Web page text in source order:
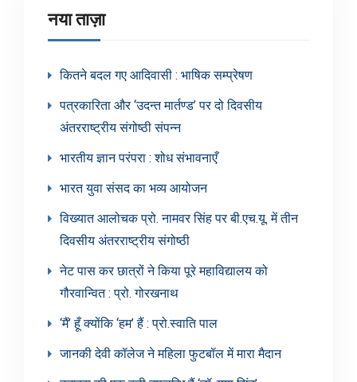
नया ताज़ा
कितने बदल गए आदिवासी : भाषिक सम्प्रेषण
पत्रकारिता और ‘उदन्त मार्तण्ड’ पर दो दिवसीय
अंतरराष्ट्रीय संगोष्ठी संपन्न
भारतीय ज्ञान परंपरा : शोध संभावनाएँ
भारत युवा संसद का भव्य आयोजन
विख्यात आलोचक प्रो. नामवर सिंह पर बी.एच.यू. में तीन
दिवसीय अंतरराष्ट्रीय संगोष्ठी
नेट पास कर छात्रों ने किया पूरे महाविद्यालय को
गौरवान्वित : प्रो. गोरखनाथ
‘मैं’ हूँ क्योंकि ‘हम’ हैं : प्रो.स्वाति पाल
जानकी देवी कॉलेज ने महिला फुटबॉल में मारा मैदान